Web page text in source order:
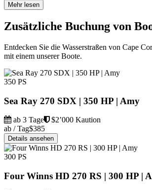
Mehr lesen
Zusätzliche Buchung von
Entdecken Sie die Wasserstraßen von Cape
mit einem unserer Boote.
350 PS
Sea Ray 270 SDX | 350 HP | Amy
ab 3 Tage
$2’000 Kaution
ab / Tag$385
Details ansehen
300 PS
Four Winns HD 270 RS | 300 HP |